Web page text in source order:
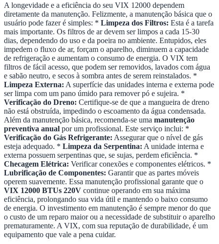
A longevidade e a eficiência do seu VIX 12000 dependem
diretamente da manutenção. Felizmente, a manutenção básica que o
usuário pode fazer é simples: * Limpeza dos Filtros: Esta é a tarefa
mais importante. Os filtros de ar devem ser limpos a cada 15-30
dias, dependendo do uso e da poeira no ambiente. Entupidos, eles
impedem o fluxo de ar, forçam o aparelho, diminuem a capacidade
de refrigeração e aumentam o consumo de energia. O VIX tem
filtros de fácil acesso, que podem ser removidos, lavados com água
e sabão neutro, e secos à sombra antes de serem reinstalados. *
Limpeza Externa: A superfície das unidades interna e externa pode
ser limpa com um pano úmido para remover pó e sujeira. *
Verificação do Dreno: Certifique-se de que a mangueira de dreno
não está obstruída, impedindo o escoamento da água condensada.
Além da manutenção básica, recomenda-se uma manutenção
preventiva anual por um profissional. Este serviço inclui: *
Verificação do Gás Refrigerante: Assegurar que o nível de gás
esteja adequado. * Limpeza da Serpentina: A unidade interna e
externa possuem serpentinas que, se sujas, perdem eficiência. *
Checagem Elétrica: Verificar conexões e componentes elétricos. *
Lubrificação de Componentes: Garantir que as partes móveis
operem suavemente. Essa manutenção profissional garante que o
VIX 12000 BTUs 220V continue operando em sua máxima
eficiência, prolongando sua vida útil e mantendo o baixo consumo
de energia. O investimento em manutenção é sempre menor do que
o custo de um reparo maior ou a necessidade de substituir o aparelho
prematuramente. A VIX, com sua reputação de durabilidade, é um
equipamento que vale a pena cuidar.